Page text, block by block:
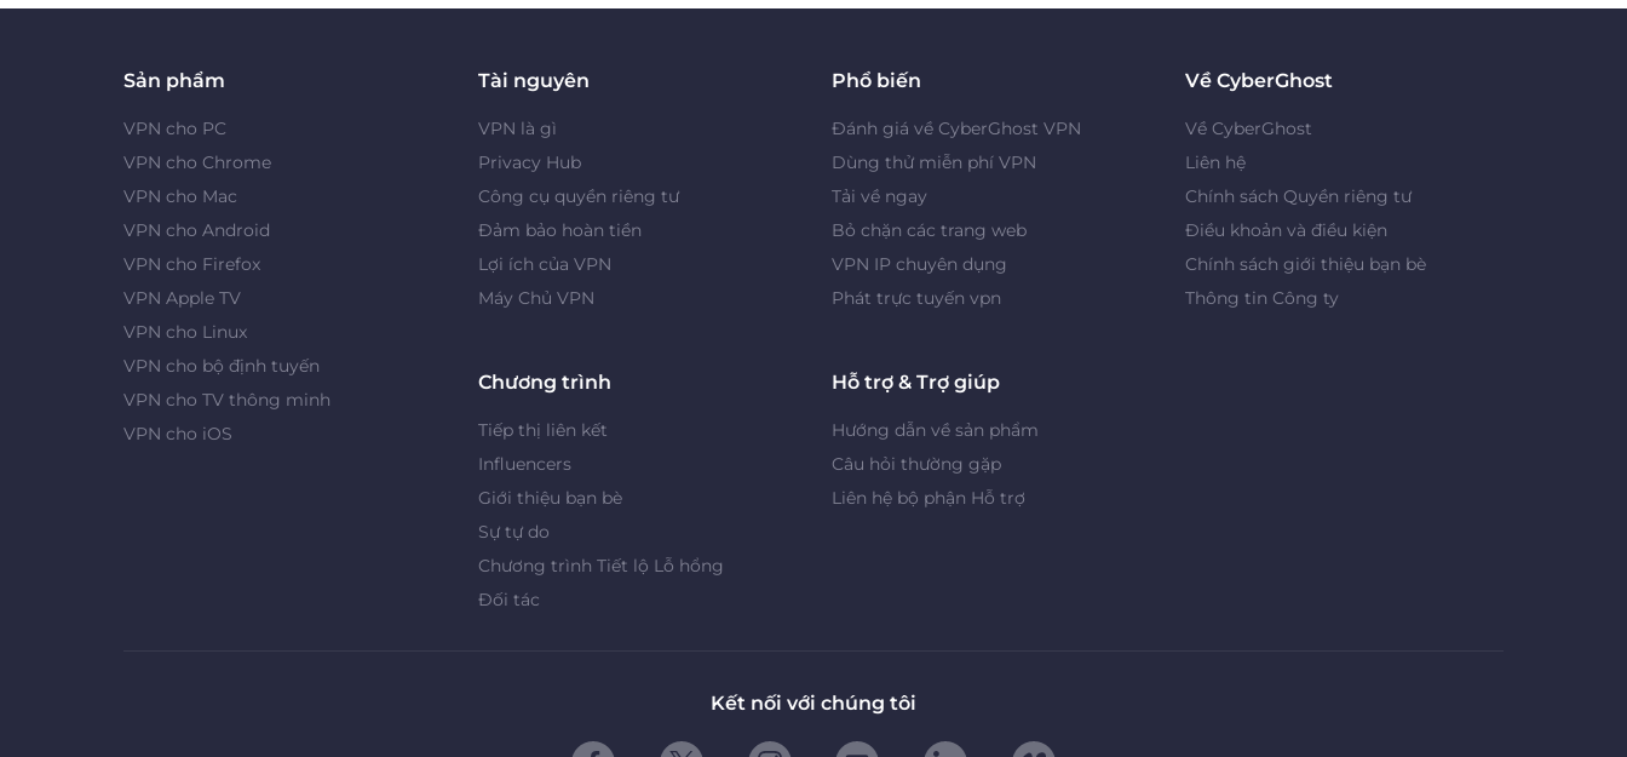
Sản phẩm
VPN cho PC
VPN cho Chrome
VPN cho Mac
VPN cho Android
VPN cho Firefox
VPN Apple TV
VPN cho Linux
VPN cho bộ định tuyến
VPN cho TV thông minh
VPN cho iOS
Tài nguyên
VPN là gì
Privacy Hub
Công cụ quyền riêng tư
Đảm bảo hoàn tiền
Lợi ích của VPN
Máy Chủ VPN
Phổ biến
Đánh giá về CyberGhost VPN
Dùng thử miễn phí VPN
Tải về ngay
Bỏ chặn các trang web
VPN IP chuyên dụng
Phát trực tuyến vpn
Về CyberGhost
Về CyberGhost
Liên hệ
Chính sách Quyền riêng tư
Điều khoản và điều kiện
Chính sách giới thiệu bạn bè
Thông tin Công ty
Chương trình
Tiếp thị liên kết
Influencers
Giới thiệu bạn bè
Sự tự do
Chương trình Tiết lộ Lỗ hổng
Đối tác
Hỗ trợ & Trợ giúp
Hướng dẫn về sản phẩm
Câu hỏi thường gặp
Liên hệ bộ phận Hỗ trợ
Kết nối với chúng tôi